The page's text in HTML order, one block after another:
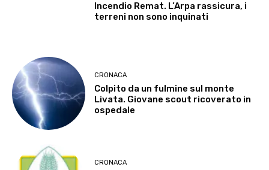
Incendio Remat. L’Arpa rassicura, i
terreni non sono inquinati
CRONACA
Colpito da un fulmine sul monte
Livata. Giovane scout ricoverato in
ospedale
CRONACA